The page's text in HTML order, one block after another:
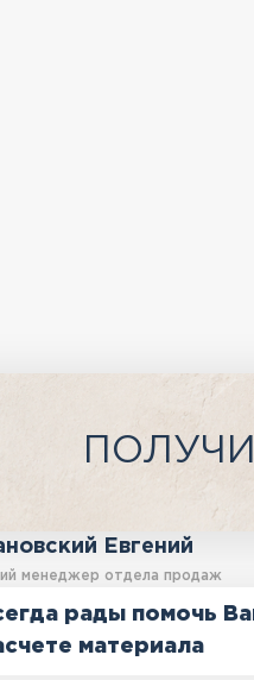
Евгений
менеджер отдела продаж
рады помочь
материала